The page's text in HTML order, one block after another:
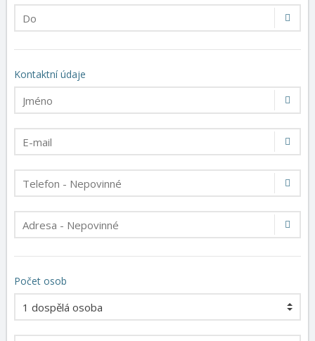
Kontaktní údaje
Počet osob